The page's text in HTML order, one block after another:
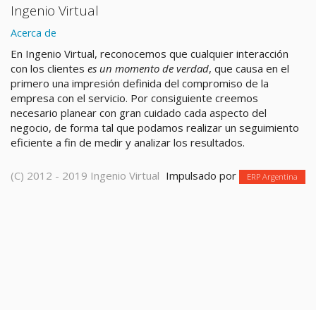
Ingenio Virtual
Acerca de
En Ingenio Virtual, reconocemos que cualquier interacción
con los clientes es un momento de verdad, que causa en el
primero una impresión definida del compromiso de la
empresa con el servicio. Por consiguiente creemos
necesario planear con gran cuidado cada aspecto del
negocio, de forma tal que podamos realizar un seguimiento
eficiente a fin de medir y analizar los resultados.
Impulsado por ERP Argentina
(C) 2012 - 2019 Ingenio Virtual